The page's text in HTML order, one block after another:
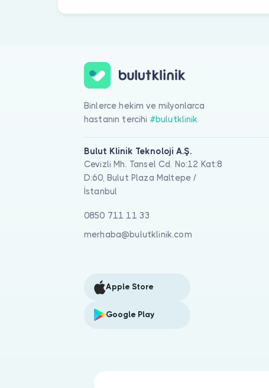
Binlerce hekim ve milyonlarca
hastanın tercihi #bulutklinik
Bulut Klinik Teknoloji A.Ş.
Cevizli Mh. Tansel Cd. No:12 Kat:8
D:60, Bulut Plaza Maltepe /
İstanbul
0850 711 11 33
merhaba@bulutklinik.com
Apple Store
Google Play